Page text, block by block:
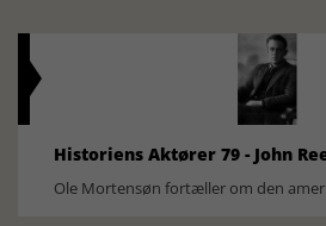
Historiens Aktører 79 - John
Ole Mortensøn fortæller om den